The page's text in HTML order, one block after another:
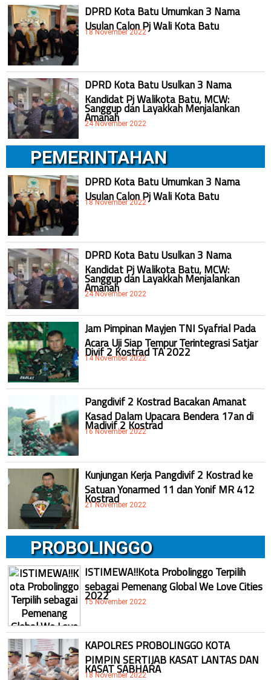
DPRD Kota Batu Umumkan 3 Nama
Usulan Calon Pj Wali Kota Batu
18 November 2022
DPRD Kota Batu Usulkan 3 Nama
Kandidat Pj Walikota Batu, MCW:
Sanggup dan Layakkah Menjalankan
Amanah
24 November 2022
PEMERINTAHAN
DPRD Kota Batu Umumkan 3 Nama
Usulan Calon Pj Wali Kota Batu
18 November 2022
DPRD Kota Batu Usulkan 3 Nama
Kandidat Pj Walikota Batu, MCW:
Sanggup dan Layakkah Menjalankan
Amanah
24 November 2022
Jam Pimpinan Mayjen TNI Syafrial Pada
Acara Uji Siap Tempur Terintegrasi Satjar
Divif 2 Kostrad TA 2022
14 November 2022
Pangdivif 2 Kostrad Bacakan Amanat
Kasad Dalam Upacara Bendera 17an di
Madivif 2 Kostrad
16 November 2022
Kunjungan Kerja Pangdivif 2 Kostrad ke
Satuan Yonarmed 11 dan Yonif MR 412
Kostrad
21 November 2022
PROBOLINGGO
ISTIMEWA!!Kota Probolinggo Terpilih
sebagai Pemenang Global We Love Cities
2022
15 November 2022
KAPOLRES PROBOLINGGO KOTA
PIMPIN SERTIJAB KASAT LANTAS DAN
KASAT SABHARA
18 November 2022